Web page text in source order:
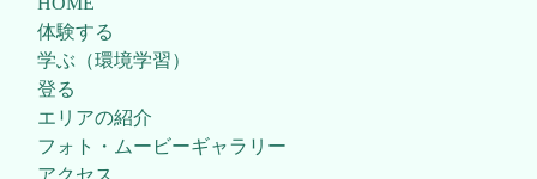
体験する
学ぶ（環境学習）
登る
エリアの紹介
フォト・ムービーギャラリー
アクセス